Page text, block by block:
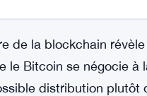
de la blockchain
le Bitcoin se négocie
distribution plutôt